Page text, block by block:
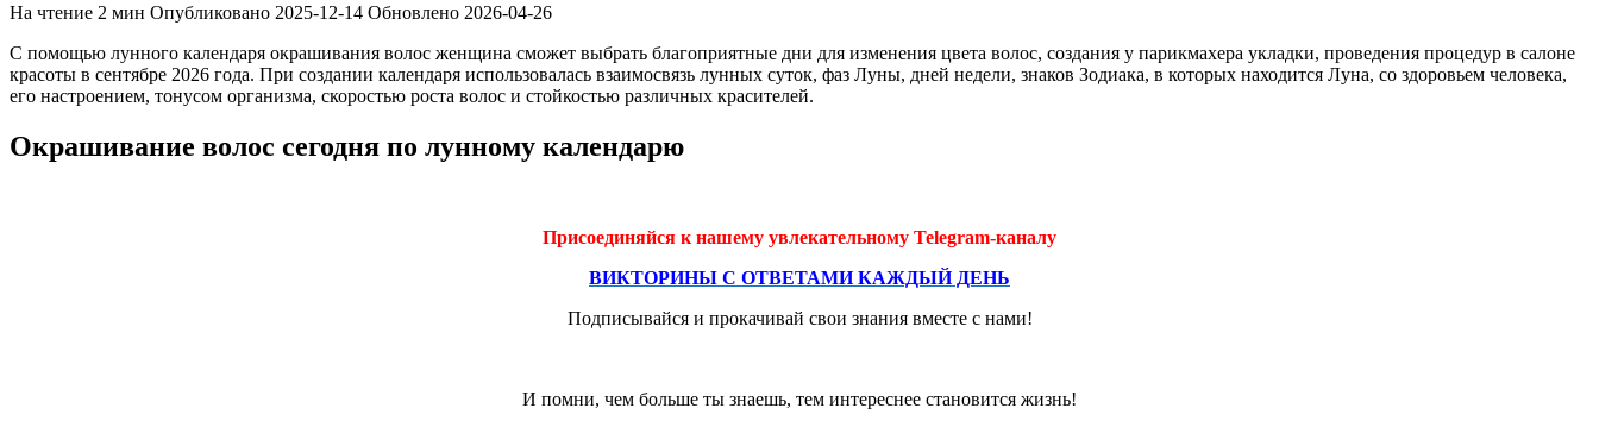
На чтение 2 мин Опубликовано 2025-12-14 Обновлено 2026-04-26
С помощью лунного календаря окрашивания волос женщина сможет выбрать благоприятные дни для изменения цвета волос, создания у парикмахера укладки, проведения процедур в салоне
красоты в сентябре 2026 года. При создании календаря использовалась взаимосвязь лунных суток, фаз Луны, дней недели, знаков Зодиака, в которых находится Луна, со здоровьем человека,
его настроением, тонусом организма, скоростью роста волос и стойкостью различных красителей.
Окрашивание волос сегодня по лунному календарю
Присоединяйся к нашему увлекательному Telegram-каналу
ВИКТОРИНЫ С ОТВЕТАМИ КАЖДЫЙ ДЕНЬ
Подписывайся и прокачивай свои знания вместе с нами!
И помни, чем больше ты знаешь, тем интереснее становится жизнь!